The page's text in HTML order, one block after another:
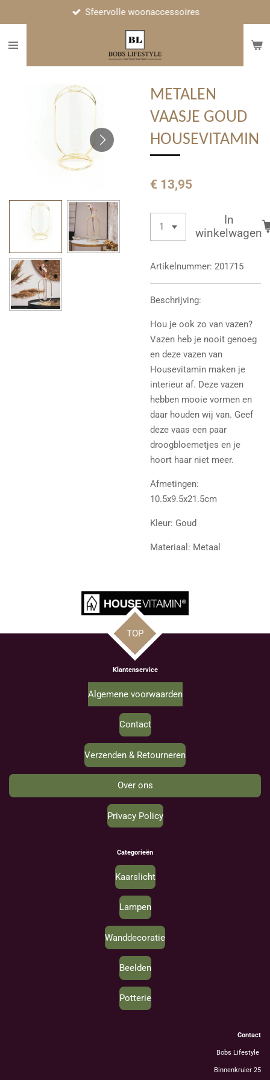
naar
Sfeervolle woonaccessoires
METALEN
VAASJE GOUD
HOUSEVITAMIN
€ 13,95
In
winkelwagen
Artikelnummer: 201715
Beschrijving:
Hou je ook zo van vazen?
Vazen heb je nooit genoeg
en deze vazen van
Housevitamin maken je
interieur af. Deze vazen
hebben mooie vormen en
daar houden wij van. Geef
deze vaas een paar
droogbloemetjes en je
hoort haar niet meer.
Afmetingen:
10.5x9.5x21.5cm
Kleur: Goud
Materiaal: Metaal
TOP
Klantenservice
Algemene voorwaarden
Contact
Verzenden & Retourneren
Over ons
Privacy Policy
Categorieën
Kaarslicht
Lampen
Wanddecoratie
Beelden
Potterie
Contact
Bobs Lifestyle
Binnenkruier 25